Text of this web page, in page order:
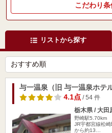
こだわり
リストから探す
与一温泉（旧 与一温泉ホテル
4.1点/ 54 件
栃木県 / 大田
野崎駅5.70km
JR宇都宮線松
から約13…